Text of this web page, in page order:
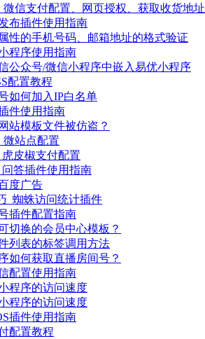
微信支付配置、网页授权、获取收货地址
布插件使用指南
性的手机号码、邮箱地址的格式验证
程序使用指南
公众号/微信小程序中嵌入易优小程序
配置教程
如何加入IP白名单
件使用指南
站模板文件被仿盗？
微站点配置
皮椒支付配置
问答插件使用指南
度广告
_蜘蛛访问统计插件
插件配置指南
切换的会员中心模板？
列表的标签调用方法
如何获取直播房间号？
配置使用指南
程序的访问速度
程序的访问速度
插件使用指南
配置教程